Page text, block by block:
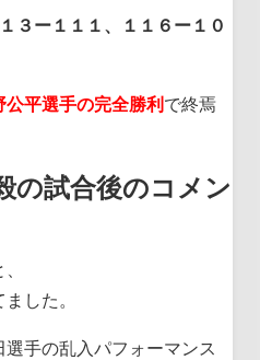
３ー１１１、１１６ー１０
公平選手の完全勝利 で終焉
の試合後のコメン
した。
手の乱入パフォーマンス